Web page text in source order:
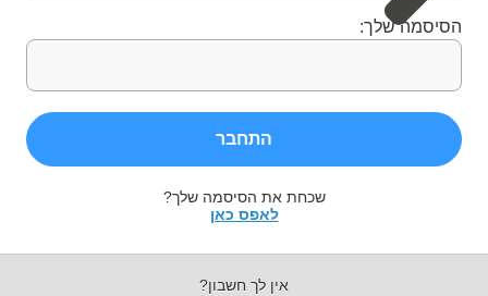
הסיסמה שלך:
התחבר
שכחת את הסיסמה שלך?
לאפס כאן
אין לך חשבון?